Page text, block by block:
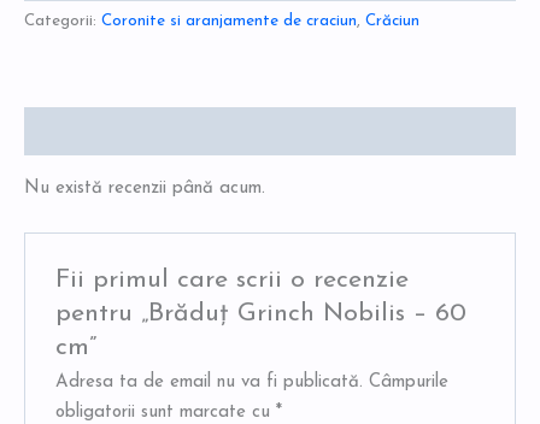
Categorii: Coronite si aranjamente de craciun, Crăciun
Nu există recenzii până acum.
Fii primul care scrii o recenzie
pentru „Brăduț Grinch Nobilis – 60
cm”
Adresa ta de email nu va fi publicată. Câmpurile
obligatorii sunt marcate cu*